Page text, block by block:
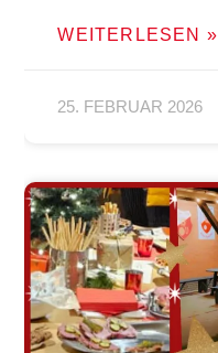
WEITERLESEN »
25. FEBRUAR 2026